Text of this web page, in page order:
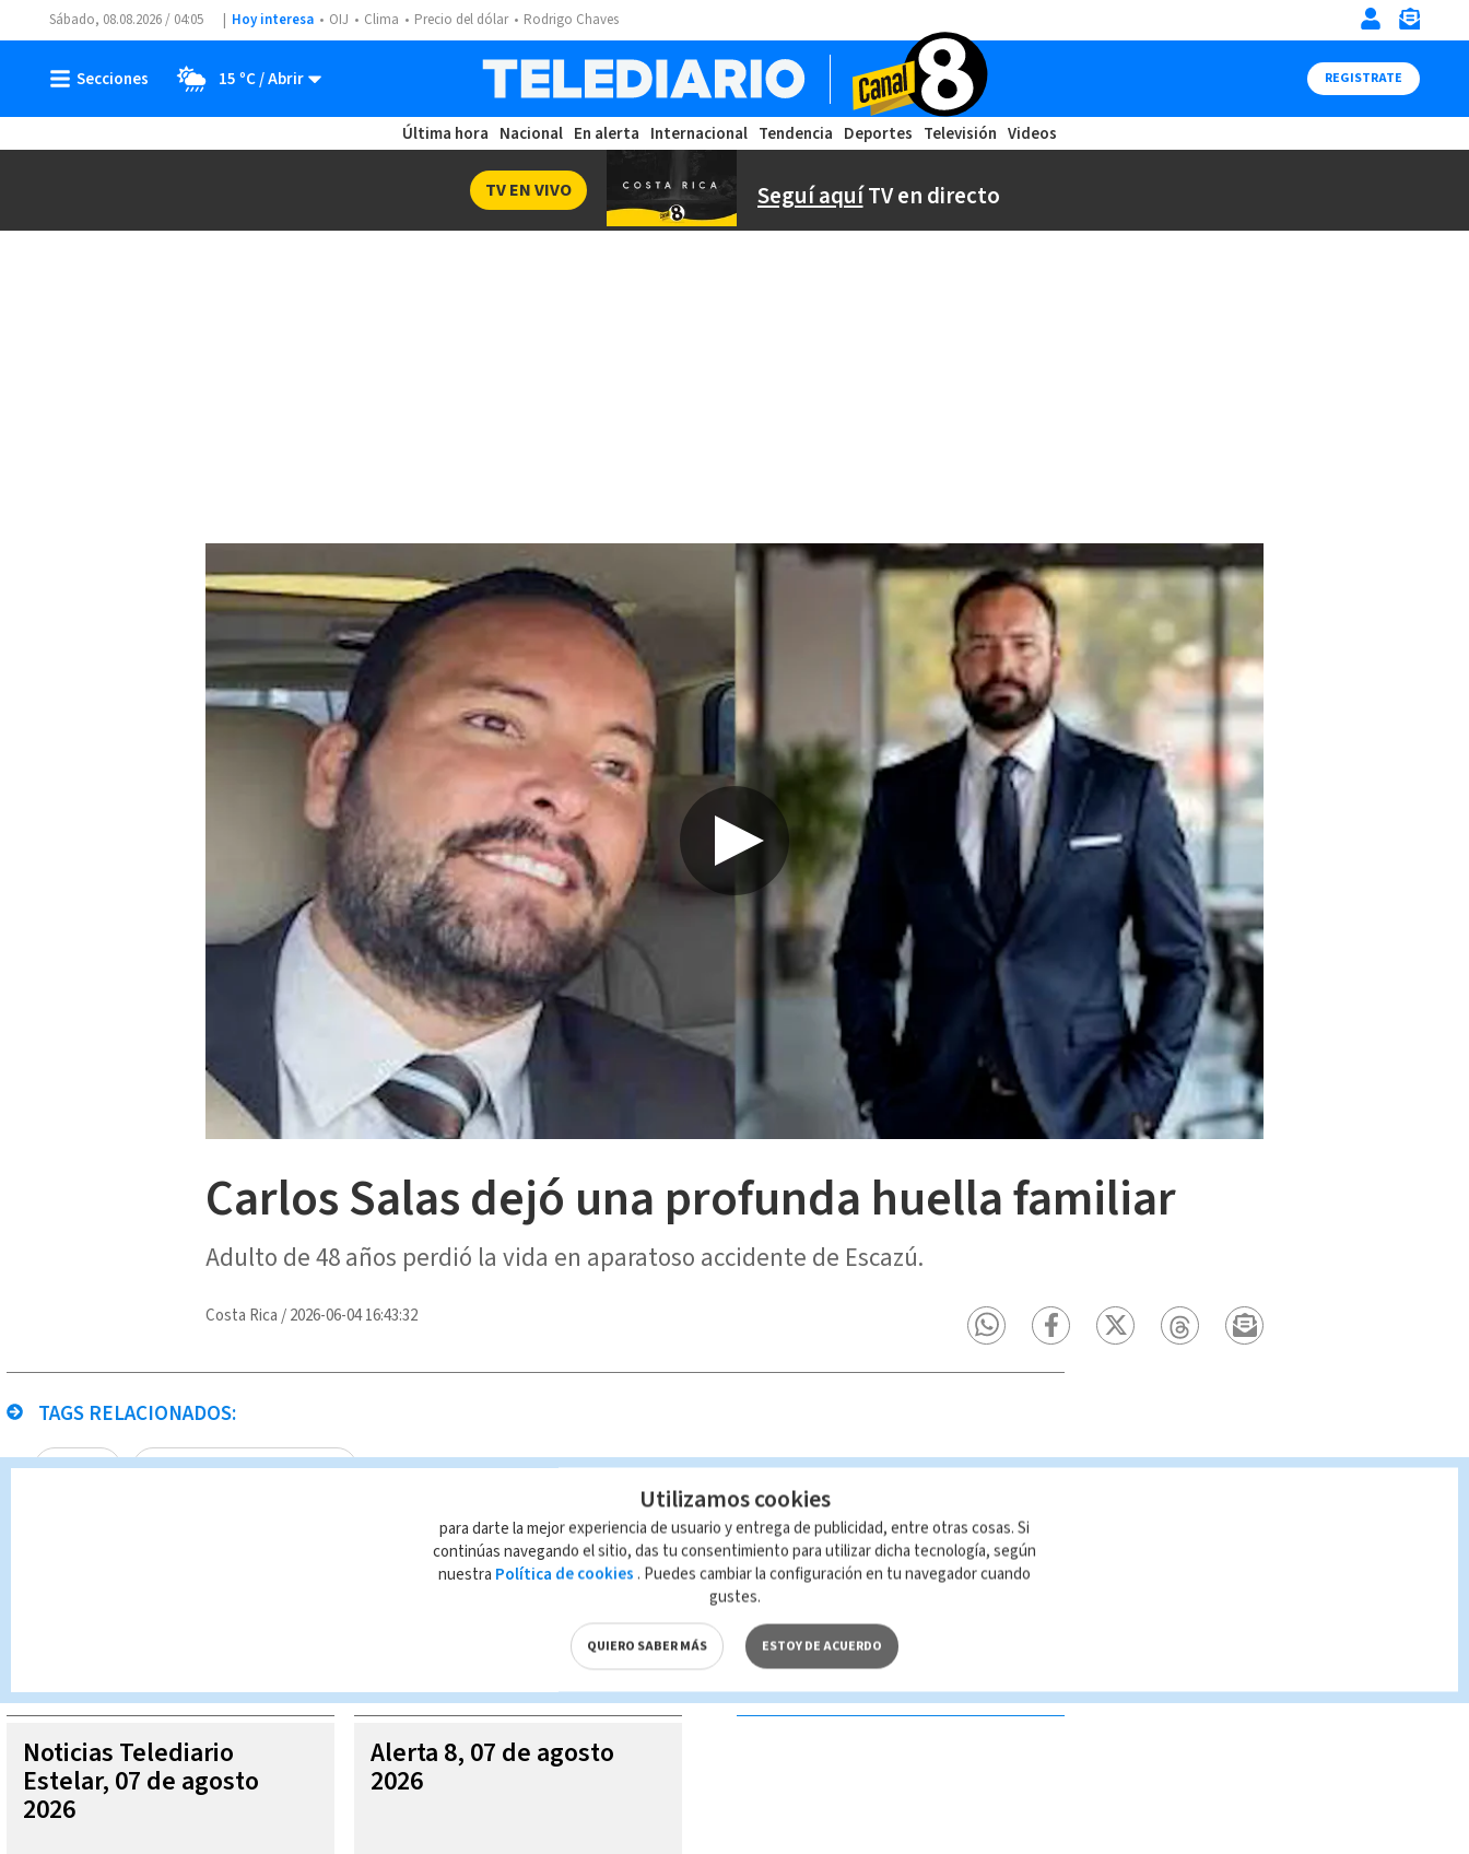
Sábado, 08.08.2026 / 04:05 Hoy interesa OIJ Clima Precio del dólar Rodrigo Chaves
15 ºC REGISTRATE
Última hora Nacional En alerta Internacional Tendencia Deportes Televisión Videos
Seguí aquíTV en directo
TV EN VIVO
Carlos Salas dejó una profunda huella familiar
Adulto de 48 años perdió la vida en aparatoso accidente de Escazú.
Costa Rica /2026-06-04 16:43:32
TAGS RELACIONADOS:
Escazú Noticias Telediario Estelar
Queda prohibida la reproducción total o parcial del contenido de esta página, mismo que es propiedad de TELEDIARIO; su reproducción no
MÁS VIDEOS
Noticias Telediario
Estelar, 07 de agosto
2026
Alerta 8, 07 de agosto
2026
Utilizamos cookies
para darte la mejor experiencia de usuario y entrega de publicidad, entre otras cosas. Si
continúas navegando el sitio, das tu consentimiento para utilizar dicha tecnología, según
nuestra Política de cookies . Puedes cambiar la configuración en tu navegador cuando
gustes.
QUIERO SABER MÁS ESTOY DE ACUERDO